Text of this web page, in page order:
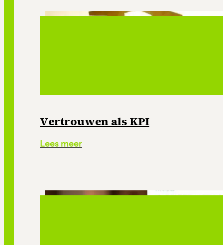
Vertrouwen als KPI
Lees meer